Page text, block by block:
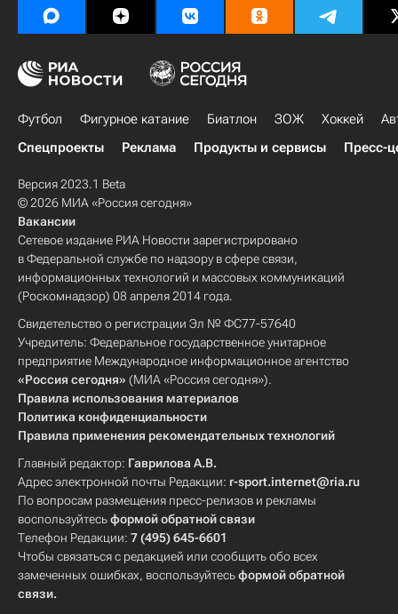
Футбол Фигурное катание Биатлон ЗОЖ Хоккей
Спецпроекты
Реклама Продукты и сервисы Пресс-
Версия 2023.1 Beta
© 2026 МИА «Россия сегодня»
Вакансии
Сетевое издание РИА Новости зарегистрировано
в Федеральной службе по надзору в сфере связи,
информационных технологий и массовых коммуникаций
(Роскомнадзор) 08 апреля 2014 года.
Свидетельство о регистрации Эл № ФС77-57640
Учредитель: Федеральное государственное унитарное
предприятие Международное информационное агентство
«Россия сегодня» (МИА «Россия сегодня»).
Правила использования материалов
Политика конфиденциальности
Правила применения рекомендательных технологий
Главный редактор: Гаврилова А.В.
Адрес электронной почты Редакции: r-sport.internet@ria.ru
По вопросам размещения пресс-релизов и рекламы
воспользуйтесьформой обратной связи
Телефон Редакции: 7 (495) 645-6601
Чтобы связаться с редакцией или сообщить обо всех
замеченных ошибках, воспользуйтесьформой обратной
связи.